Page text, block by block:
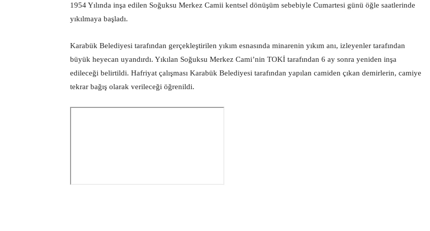
1954 Yılında inşa edilen Soğuksu Merkez Camii kentsel dönüşüm sebebiyle Cumartesi günü öğle saatlerinde
yıkılmaya başladı.
Karabük Belediyesi tarafından gerçekleştirilen yıkım esnasında minarenin yıkım anı, izleyenler tarafından
büyük heyecan uyandırdı. Yıkılan Soğuksu Merkez Cami’nin TOKİ tarafından 6 ay sonra yeniden inşa
edileceği belirtildi. Hafriyat çalışması Karabük Belediyesi tarafından yapılan camiden çıkan demirlerin, camiye
tekrar bağış olarak verileceği öğrenildi.